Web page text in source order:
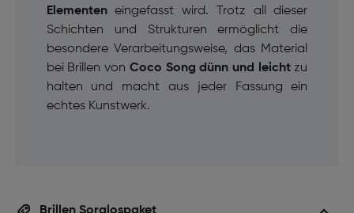
Elementeneingefasst wird. Trotz all dieser
Schichten und Strukturen ermöglicht die
besondere Verarbeitungsweise, das Material
bei Brillen von Coco Song dünn und leicht zu
halten und macht aus jeder Fassung ein
echtes Kunstwerk.